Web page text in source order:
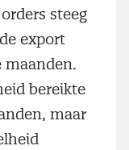
steeg
export
maanden.
bereikte
maar